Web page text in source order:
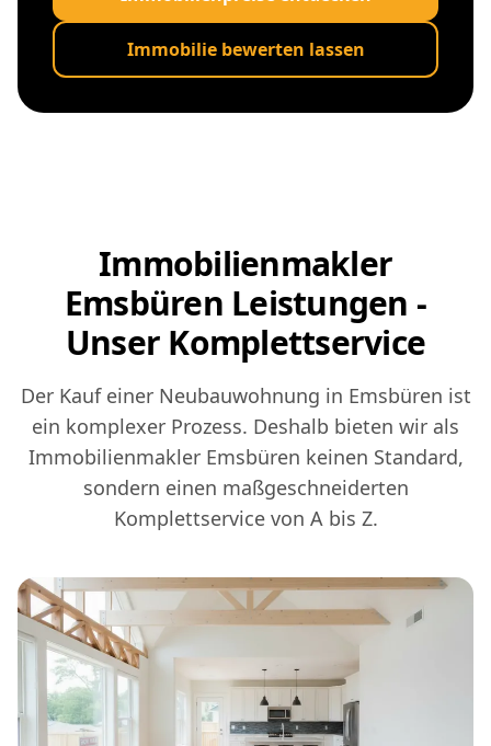
Immobilie bewerten lassen
Immobilienmakler
Emsbüren Leistungen -
Unser Komplettservice
Der Kauf einer Neubauwohnung in Emsbüren ist
ein komplexer Prozess. Deshalb bieten wir als
Immobilienmakler Emsbüren keinen Standard,
sondern einen maßgeschneiderten
Komplettservice von A bis Z.